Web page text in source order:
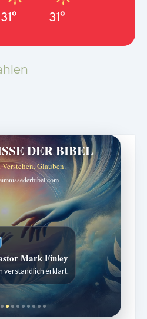
31° 31°
DER BIBEL
Glauben.
DES LEBENS
Stille und Erneuerung.